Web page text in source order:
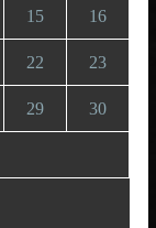
15 16
22 23
29 30